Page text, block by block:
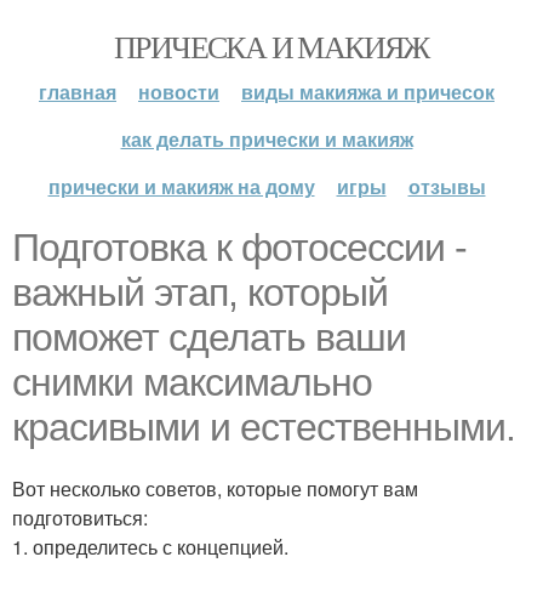
ПРИЧЕСКА И МАКИЯЖ
главная новости
виды макияжа и причесок
как делать прически и макияж
прически и макияж на дому
игры отзывы
Подготовка к фотосессии -
важный этап, который
поможет сделать ваши
снимки максимально
красивыми и естественными.
Вот несколько советов, которые помогут вам
подготовиться:
1. определитесь с концепцией.